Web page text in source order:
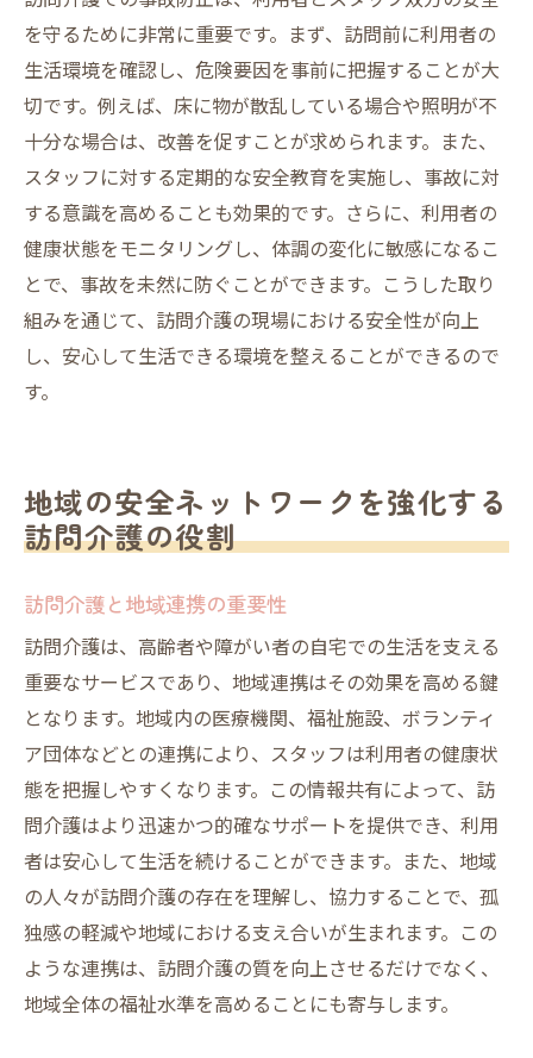
を守るために非常に重要です。まず、訪問前に利用者の
生活環境を確認し、危険要因を事前に把握することが大
切です。例えば、床に物が散乱している場合や照明が不
十分な場合は、改善を促すことが求められます。また、
スタッフに対する定期的な安全教育を実施し、事故に対
する意識を高めることも効果的です。さらに、利用者の
健康状態をモニタリングし、体調の変化に敏感になるこ
とで、事故を未然に防ぐことができます。こうした取り
組みを通じて、訪問介護の現場における安全性が向上
し、安心して生活できる環境を整えることができるので
す。
地域の安全ネットワークを強化する
訪問介護の役割
訪問介護と地域連携の重要性
訪問介護は、高齢者や障がい者の自宅での生活を支える
重要なサービスであり、地域連携はその効果を高める鍵
となります。地域内の医療機関、福祉施設、ボランティ
ア団体などとの連携により、スタッフは利用者の健康状
態を把握しやすくなります。この情報共有によって、訪
問介護はより迅速かつ的確なサポートを提供でき、利用
者は安心して生活を続けることができます。また、地域
の人々が訪問介護の存在を理解し、協力することで、孤
独感の軽減や地域における支え合いが生まれます。この
ような連携は、訪問介護の質を向上させるだけでなく、
地域全体の福祉水準を高めることにも寄与します。